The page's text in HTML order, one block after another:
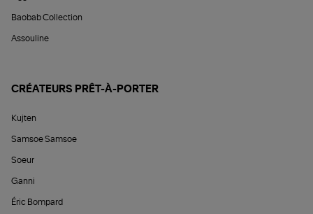
Baobab Collection
Assouline
CRÉATEURS PRÊT-À-PORTER
Kujten
Samsoe Samsoe
Soeur
Ganni
Éric Bompard